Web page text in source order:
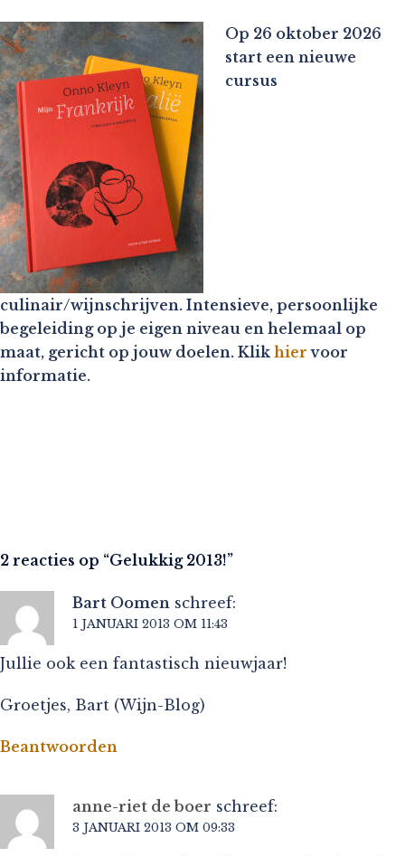
Op 26 oktober 2026
start een nieuwe
cursus
culinair/wijnschrijven. Intensieve, persoonlijke
begeleiding op je eigen niveau en helemaal op
maat, gericht op jouw doelen. Klik hier voor
informatie.
2 reacties op “Gelukkig 2013!”
Bart Oomen schreef:
1 JANUARI 2013 OM 11:43
Jullie ook een fantastisch nieuwjaar!
Groetjes, Bart (Wijn-Blog)
Beantwoorden
anne-riet de boer schreef:
3 JANUARI 2013 OM 09:33